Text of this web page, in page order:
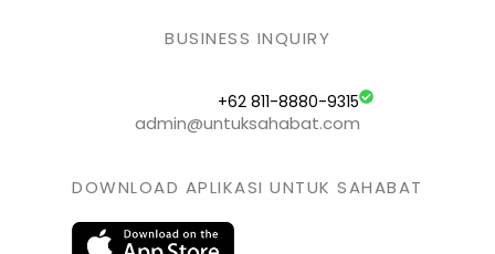
BUSINESS INQUIRY
+62 811-8880-9315
admin@untuksahabat.com
DOWNLOAD APLIKASI UNTUK SAHABAT